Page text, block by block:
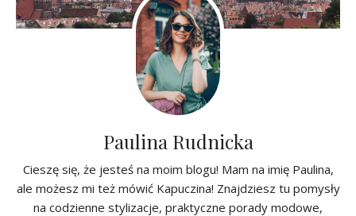
Paulina Rudnicka
Cieszę się, że jesteś na moim blogu! Mam na imię Paulina,
ale możesz mi też mówić Kapuczina! Znajdziesz tu pomysły
na codzienne stylizacje, praktyczne porady modowe,